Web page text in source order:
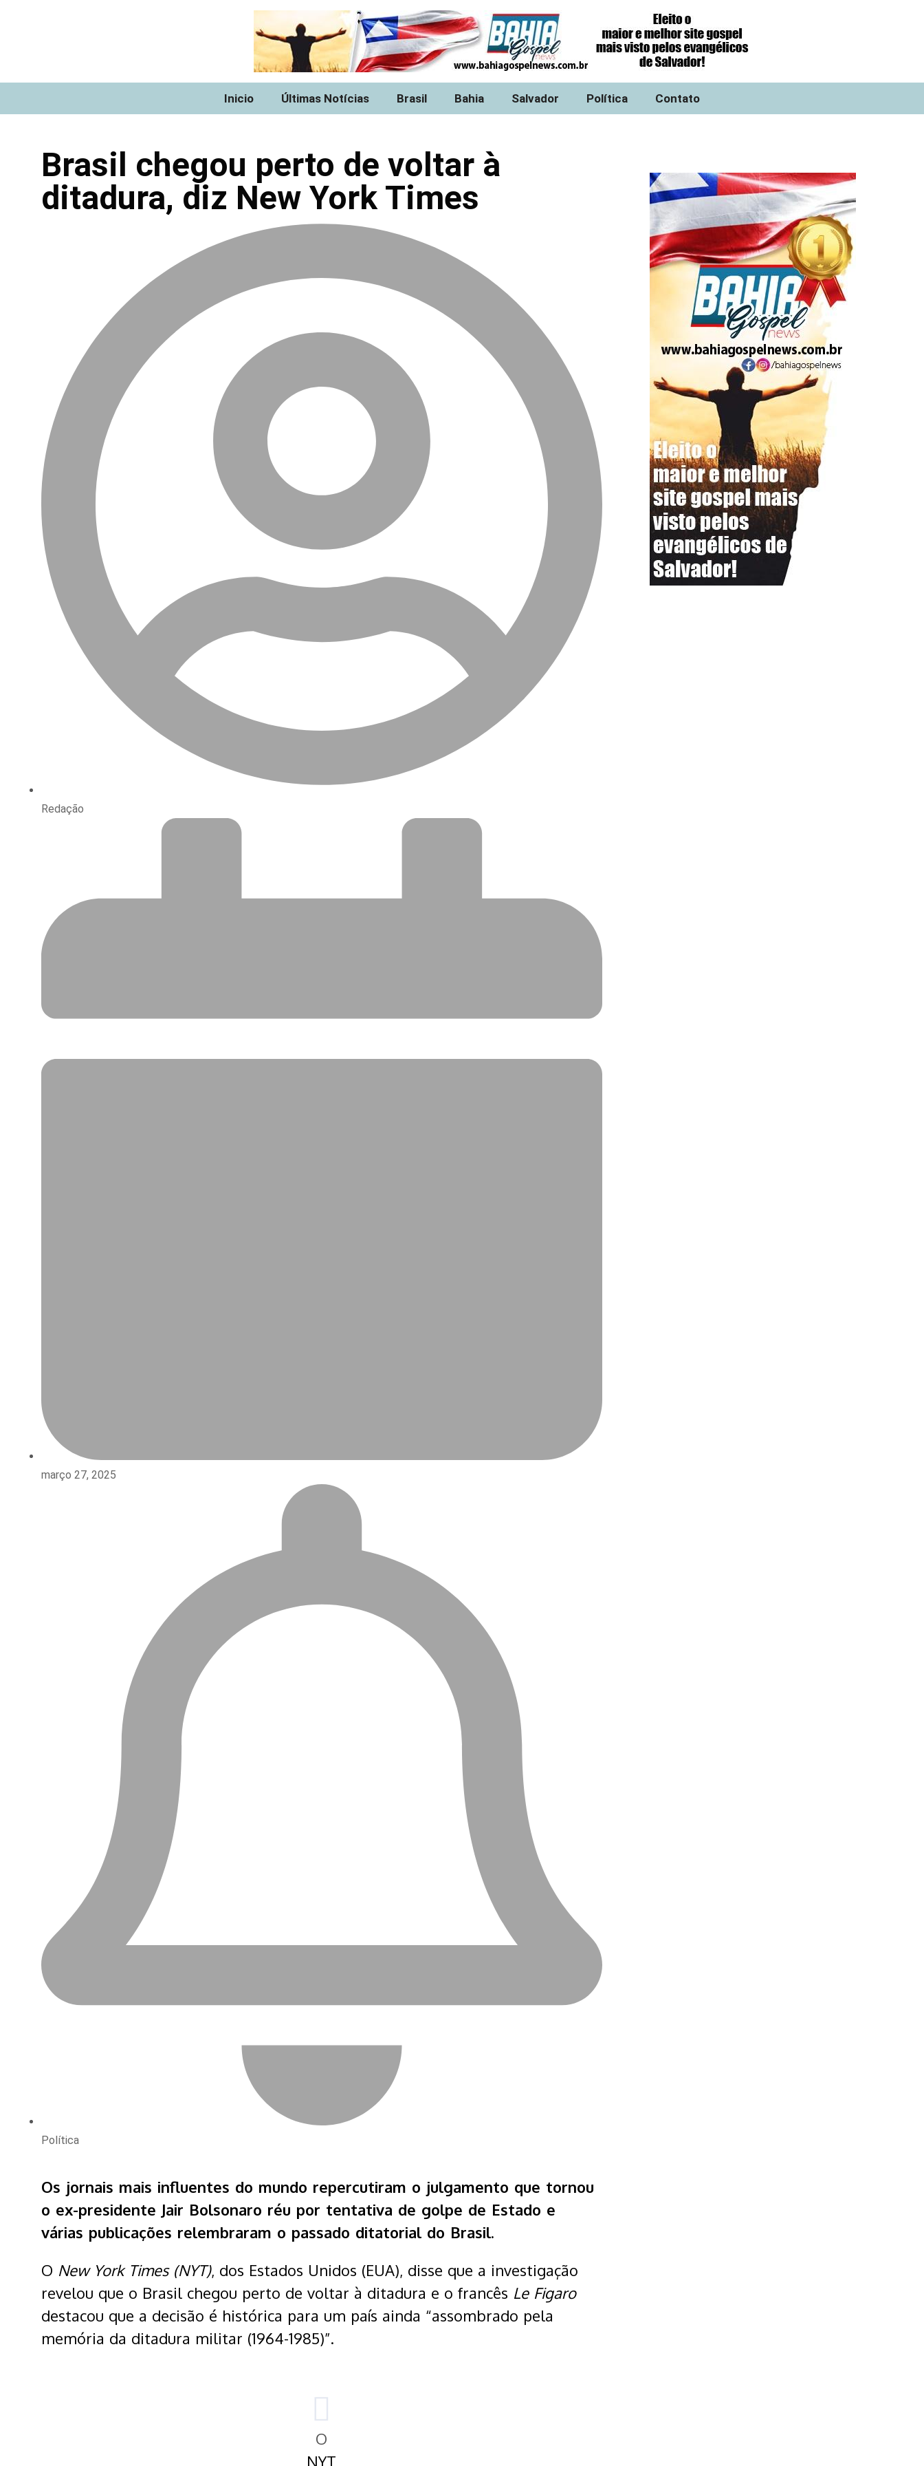
Inicio Últimas Notícias Brasil Bahia Salvador Política Contato
Brasil chegou perto de voltar à
ditadura, diz New York Times
Redação
março 27, 2025
Política
Os jornais mais influentes do mundo repercutiram o julgamento que tornou
o ex-presidente Jair Bolsonaro réu por tentativa de golpe de Estado e
várias publicações relembraram o passado ditatorial do Brasil.
O New York Times (NYT), dos Estados Unidos (EUA), disse que a investigação
revelou que o Brasil chegou perto de voltar à ditadura e o francês Le Figaro
destacou que a decisão é histórica para um país ainda “assombrado pela
memória da ditadura militar (1964-1985)”.
O
NYT